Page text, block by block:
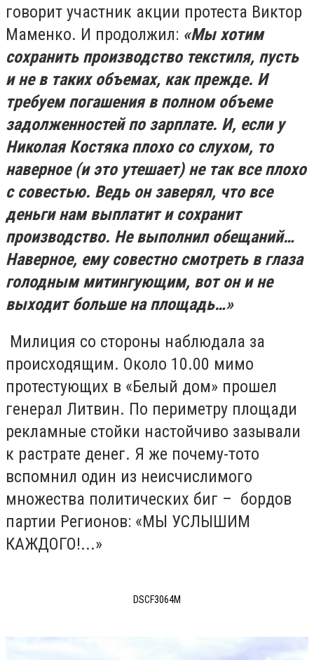
говорит участник акции протеста Виктор
Маменко. И продолжил: «Мы хотим
сохранить производство текстиля, пусть
и не в таких объемах, как прежде. И
требуем погашения в полном объеме
задолженностей по зарплате. И, если у
Николая Костяка плохо со слухом, то
наверное (и это утешает) не так все плохо
с совестью. Ведь он заверял, что все
деньги нам выплатит и сохранит
производство. Не выполнил обещаний…
Наверное, ему совестно смотреть в глаза
голодным митингующим, вот он и не
выходит больше на площадь…»
Милиция со стороны наблюдала за
происходящим. Около 10.00 мимо
протестующих в «Белый дом» прошел
генерал Литвин. По периметру площади
рекламные стойки настойчиво зазывали
к растрате денег. Я же почему-тото
вспомнил один из неисчислимого
множества политических биг – бордов
партии Регионов: «МЫ УСЛЫШИМ
КАЖДОГО!...»
DSCF3064М